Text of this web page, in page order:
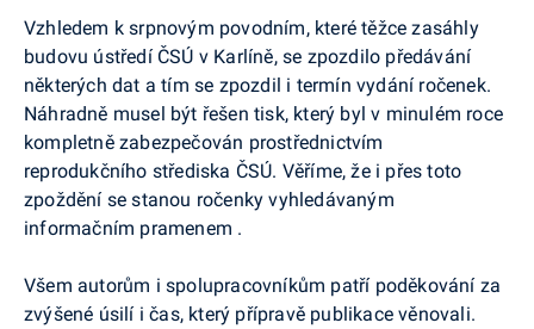
Vzhledem k srpnovým povodním, které těžce zasáhly
budovu ústředí ČSÚ v Karlíně, se zpozdilo předávání
některých dat a tím se zpozdil i termín vydání ročenek.
Náhradně musel být řešen tisk, který byl v minulém roce
kompletně zabezpečován prostřednictvím
reprodukčního střediska ČSÚ. Věříme, že i přes toto
zpoždění se stanou ročenky vyhledávaným
informačním pramenem .
Všem autorům i spolupracovníkům patří poděkování za
zvýšené úsilí i čas, který přípravě publikace věnovali.